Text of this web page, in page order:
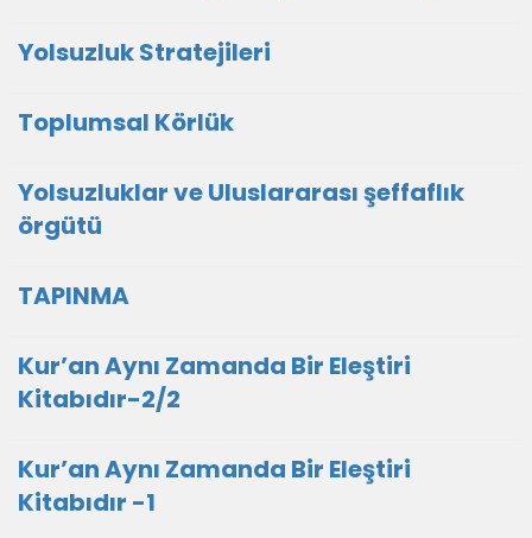
Yolsuzluk Stratejileri
Toplumsal Körlük
Yolsuzluklar ve Uluslararası şeffaflık
örgütü
TAPINMA
Kur’an Aynı Zamanda Bir Eleştiri
Kitabıdır-2/2
Kur’an Aynı Zamanda Bir Eleştiri
Kitabıdır -1